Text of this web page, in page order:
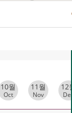
10월
Oct
11월
Nov
12월
Dec